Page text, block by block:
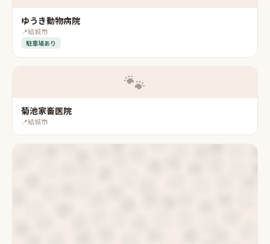
ゆうき動物病院
📍結城市
駐車場あり
🐾
菊池家畜医院
📍結城市